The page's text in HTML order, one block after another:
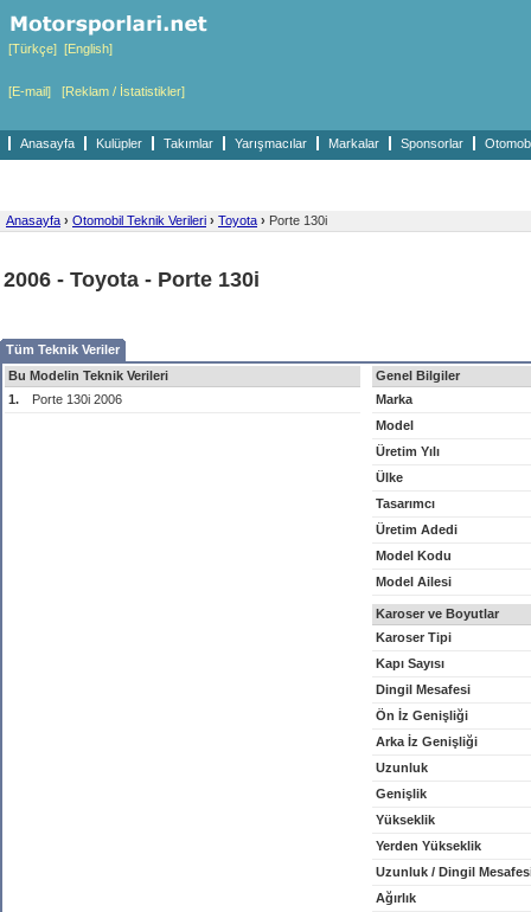
[Türkçe] [English]
[E-mail] [Reklam / İstatistikler]
Anasayfa Kulüpler Takımlar Yarışmacılar Markalar Sponsorlar
Anasayfa › Otomobil Teknik Verileri › Toyota › Porte 130i
2006 - Toyota - Porte 130i
Tüm Teknik Veriler
Bu Modelin Teknik Verileri
1.
Porte 130i 2006
Genel Bilgiler
Marka
Model
Üretim Yılı
Ülke
Tasarımcı
Üretim Adedi
Model Kodu
Model Ailesi
Karoser ve Boyutlar
Karoser Tipi
Kapı Sayısı
Dingil Mesafesi
Ön İz Genişliği
Arka İz Genişliği
Uzunluk
Genişlik
Yükseklik
Yerden Yükseklik
Uzunluk / Dingil
Ağırlık